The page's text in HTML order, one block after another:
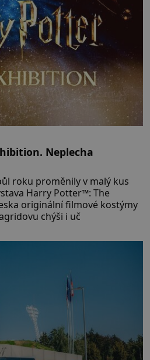
Neplecha
roku proměnily v malý kus
Harry Potter™: The
originální filmové kostýmy
chýši i uč